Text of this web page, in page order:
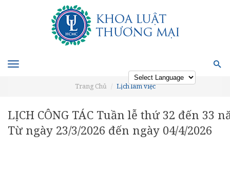
Powered by
Toggle
Trang Chủ Lịch làm việc
LỊCH CÔNG TÁC Tuần lễ thứ 32 đến 33
Từ ngày 23/3/2026 đến ngày 04/4/2026